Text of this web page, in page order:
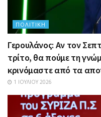
ΠΟΛΙΤΙΚΉ
Γερουλάνος: Αν τον
τρίτο, θα πούμε τη
κρινόμαστε από τα
1 ΙΟΥΛΊΟΥ 2026